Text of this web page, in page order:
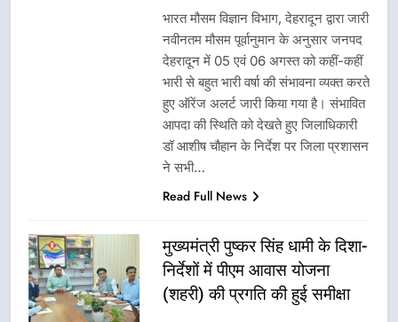
भारत मौसम विज्ञान विभाग, देहरादून द्वारा जारी
नवीनतम मौसम पूर्वानुमान के अनुसार जनपद
देहरादून में 05 एवं 06 अगस्त को कहीं-कहीं
भारी से बहुत भारी वर्षा की संभावना व्यक्त करते
हुए ऑरेंज अलर्ट जारी किया गया है। संभावित
आपदा की स्थिति को देखते हुए जिलाधिकारी
डॉ आशीष चौहान के निर्देश पर जिला प्रशासन
ने सभी…
Read Full News
मुख्यमंत्री पुष्कर सिंह धामी के दिशा-
निर्देशों में पीएम आवास योजना
(शहरी) की प्रगति की हुई समीक्षा